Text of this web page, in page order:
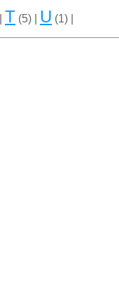
T (5) | U (1) |